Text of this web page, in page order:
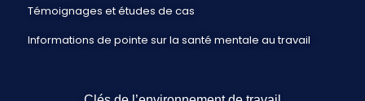
Témoignages et études de cas
Informations de pointe sur la santé mentale au travail